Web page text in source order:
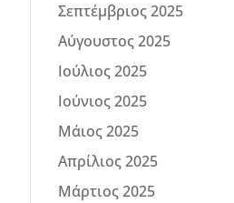
Σεπτέμβριος 2025
Αύγουστος 2025
Ιούλιος 2025
Ιούνιος 2025
Μάιος 2025
Απρίλιος 2025
Μάρτιος 2025